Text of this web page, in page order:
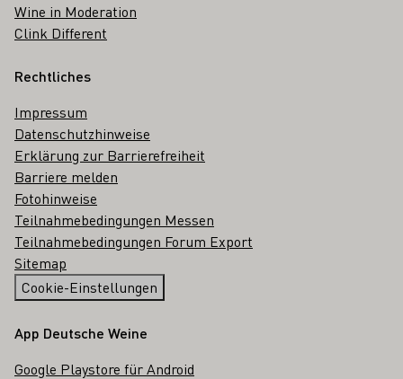
Wine in Moderation
Clink Different
Rechtliches
Impressum
Datenschutzhinweise
Erklärung zur Barrierefreiheit
Barriere melden
Fotohinweise
Teilnahmebedingungen Messen
Teilnahmebedingungen Forum Export
Sitemap
Cookie-Einstellungen
App Deutsche Weine
Google Playstore für Android